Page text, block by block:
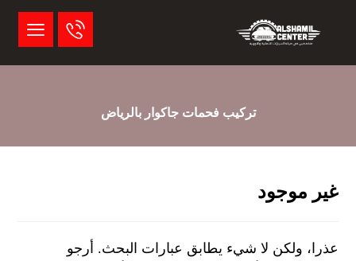
تركيب فحمات جاكوار بالرياض
غير موجود
عذرا، ولكن لا شيء يطابق عبارات البحث. أرجو